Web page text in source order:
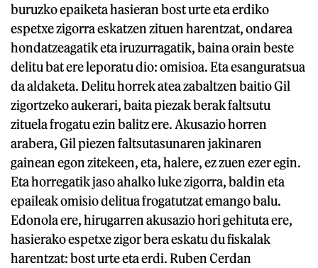
buruzko epaiketa hasieran bost urte eta erdiko
espetxe zigorra eskatzen zituen harentzat, ondarea
hondatzeagatik eta iruzurragatik, baina orain beste
delitu bat ere leporatu dio: omisioa. Eta esanguratsua
da aldaketa. Delitu horrek atea zabaltzen baitio Gil
zigortzeko aukerari, baita piezak berak faltsutu
zituela frogatu ezin balitz ere. Akusazio horren
arabera, Gil piezen faltsutasunaren jakinaren
gainean egon zitekeen, eta, halere, ez zuen ezer egin.
Eta horregatik jaso ahalko luke zigorra, baldin eta
epaileak omisio delitua frogatutzat emango balu.
Edonola ere, hirugarren akusazio hori gehituta ere,
hasierako espetxe zigor bera eskatu du fiskalak
harentzat: bost urte eta erdi. Ruben Cerdan